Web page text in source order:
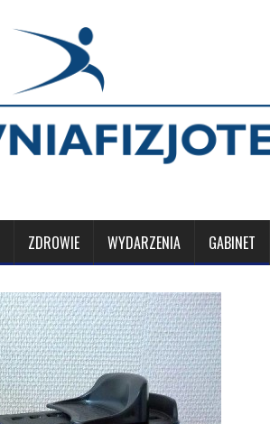
ZDROWIE WYDARZENIA GABINET